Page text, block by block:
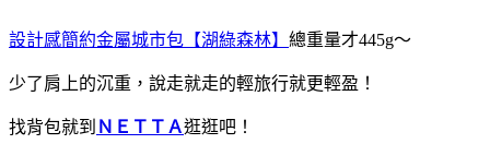
設計感簡約金屬城市包【湖綠森林】 總重量才445g～
少了肩上的沉重，說走就走的輕旅行就更輕盈！
找背包就到 ＮＥＴＴＡ逛逛吧！